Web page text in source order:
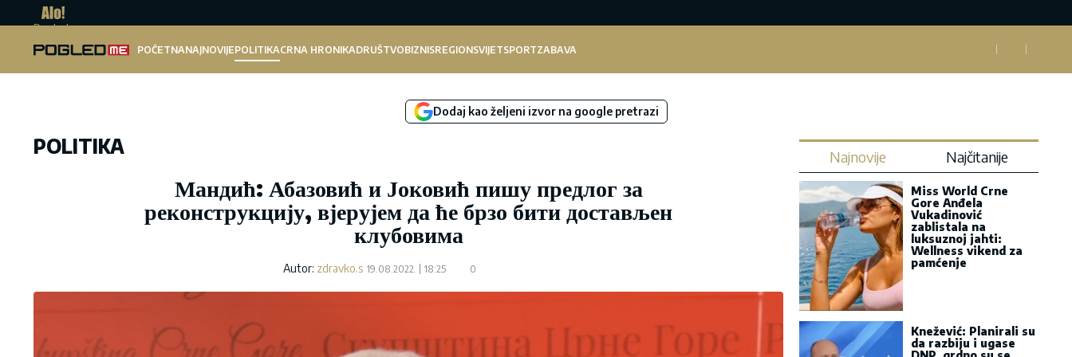
Pogled.me
POČETNANAJNOVIJEPOLITIKACRNA HRONIKADRUŠTVOBIZNISREGIONSVIJETSPORTZABAVA
Dodaj kao željeni izvor na google pretrazi
POLITIKA
Мандић: Абазовић и Јоковић пишу предлог за
реконструкцију, вјерујем да ће брзо бити достављен
клубовима
Autor: zdravko.s 19.08.2022. 18:25 0
Najnovije Najčitanije
Miss World Crne
Gore Anđela
Vukadinović
zablistala na
luksuznoj jahti:
Wellness vikend za
pamćenje
Knežević: Planirali su
da razbiju i ugase